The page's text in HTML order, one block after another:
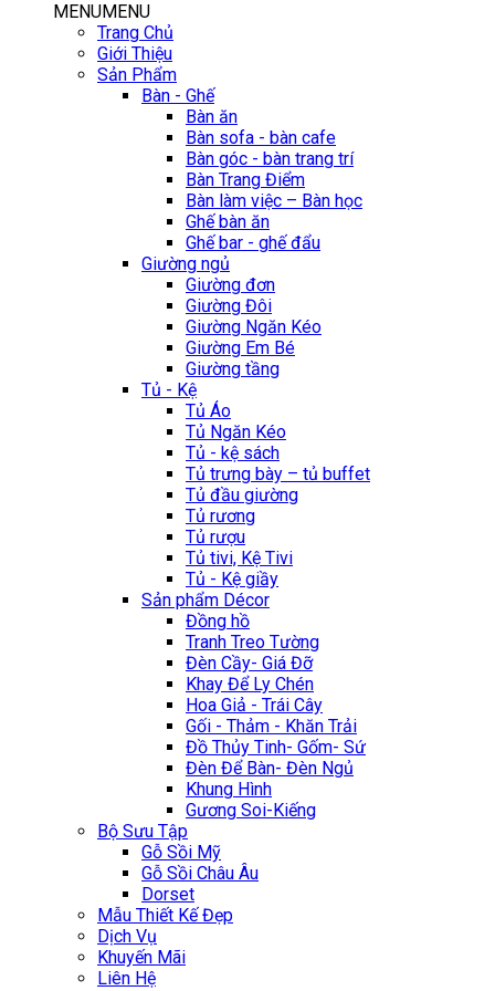
MENUMENU
Trang Chủ
Giới Thiệu
Sản Phẩm
Bàn - Ghế
Bàn ăn
Bàn sofa - bàn cafe
Bàn góc - bàn trang trí
Bàn Trang Điểm
Bàn làm việc – Bàn học
Ghế bàn ăn
Ghế bar - ghế đẩu
Giường ngủ
Giường đơn
Giường Đôi
Giường Ngăn Kéo
Giường Em Bé
Giường tầng
Tủ - Kệ
Tủ Áo
Tủ Ngăn Kéo
Tủ - kệ sách
Tủ trưng bày – tủ buffet
Tủ đầu giường
Tủ rương
Tủ rượu
Tủ tivi, Kệ Tivi
Tủ - Kệ giầy
Sản phẩm Décor
Đồng hồ
Tranh Treo Tường
Đèn Cầy- Giá Đỡ
Khay Để Ly Chén
Hoa Giả - Trái Cây
Gối - Thảm - Khăn Trải
Đồ Thủy Tinh- Gốm- Sứ
Đèn Để Bàn- Đèn Ngủ
Khung Hình
Gương Soi-Kiếng
Bộ Sưu Tập
Gỗ Sồi Mỹ
Gỗ Sồi Châu Âu
Dorset
Mẫu Thiết Kế Đẹp
Dịch Vụ
Khuyến Mãi
Liên Hệ